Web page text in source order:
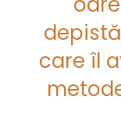
care îl